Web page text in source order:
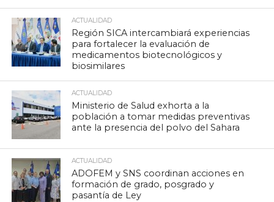
ACTUALIDAD
Región SICA intercambiará experiencias
para fortalecer la evaluación de
medicamentos biotecnológicos y
biosimilares
ACTUALIDAD
Ministerio de Salud exhorta a la
población a tomar medidas preventivas
ante la presencia del polvo del Sahara
ACTUALIDAD
ADOFEM y SNS coordinan acciones en
formación de grado, posgrado y
pasantía de Ley